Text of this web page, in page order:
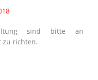
sind bitte an
zu richten.